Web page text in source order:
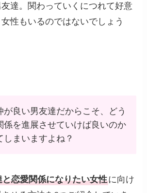
達。関わっていくにつれて好意
性もいるのではないでしょう
が良い男友達だからこそ、どう
係を進展させていけば良いのか
しまいますよね？
と恋愛関係になりたい女性に向け